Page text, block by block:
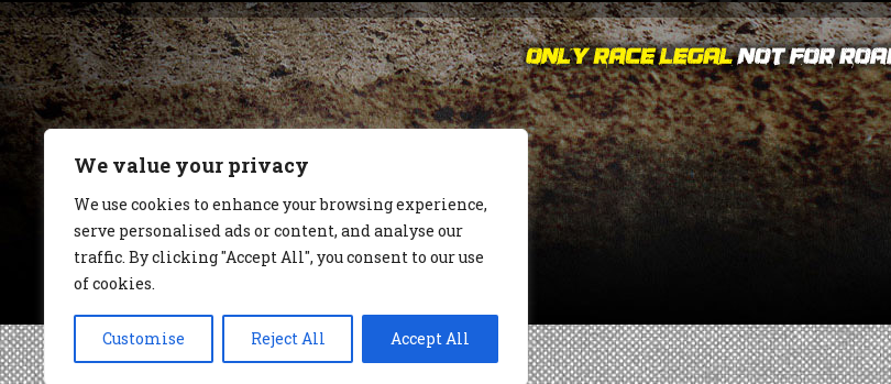
We value your privacy
We use cookies to enhance your browsing experience,
serve personalised ads or content, and analyse our
traffic. By clicking "Accept All", you consent to our use
of cookies.
Customise Reject All Accept All